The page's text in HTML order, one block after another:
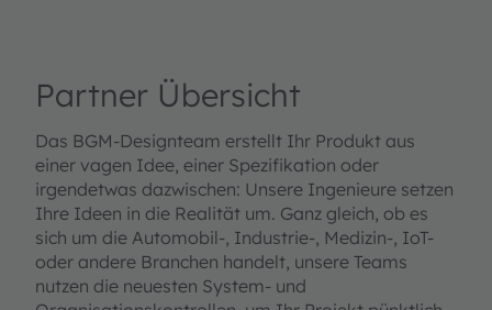
Partner Übersicht
Das BGM-Designteam erstellt Ihr Produkt aus
einer vagen Idee, einer Spezifikation oder
irgendetwas dazwischen: Unsere Ingenieure setzen
Ihre Ideen in die Realität um. Ganz gleich, ob es
sich um die Automobil-, Industrie-, Medizin-, IoT-
oder andere Branchen handelt, unsere Teams
nutzen die neuesten System- und